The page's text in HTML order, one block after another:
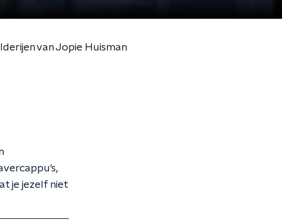
van Jopie Huisman
je jezelf niet